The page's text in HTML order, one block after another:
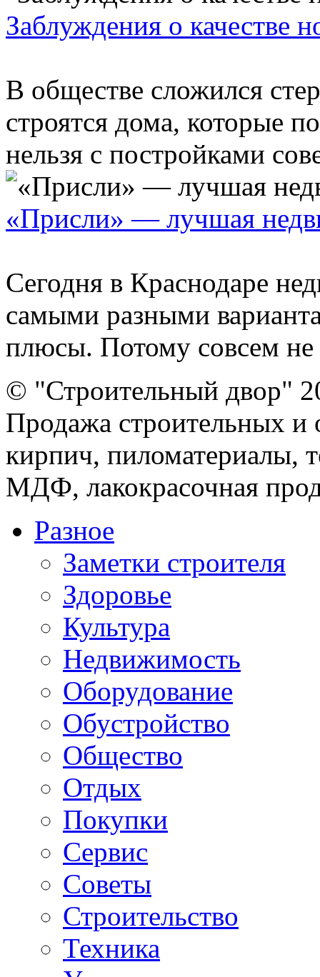
Заблуждения о качестве
В обществе сложился
строятся дома, которые
нельзя с постройками
«Присли» — лучшая
Сегодня в Краснодаре
самыми разными
плюсы. Потому совсем не
© "Строительный двор"
Продажа строительных и
кирпич, пиломатериалы,
МДФ, лакокрасочная
Разное
Заметки строителя
Здоровье
Культура
Недвижимость
Оборудование
Обустройство
Общество
Отдых
Покупки
Сервис
Советы
Строительство
Техника